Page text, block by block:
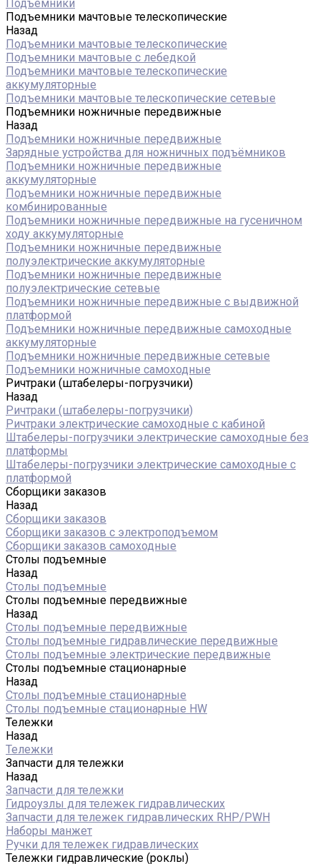
Подъемники
Подъемники мачтовые телескопические
Назад
Подъемники мачтовые телескопические
Подъемники мачтовые с лебедкой
Подъемники мачтовые телескопические
аккумуляторные
Подъемники мачтовые телескопические сетевые
Подъемники ножничные передвижные
Назад
Подъемники ножничные передвижные
Зарядные устройства для ножничных подъёмников
Подъемники ножничные передвижные
аккумуляторные
Подъемники ножничные передвижные
комбинированные
Подъемники ножничные передвижные на гусеничном
ходу аккумуляторные
Подъемники ножничные передвижные
полуэлектрические аккумуляторные
Подъемники ножничные передвижные
полуэлектрические сетевые
Подъемники ножничные передвижные с выдвижной
платформой
Подъемники ножничные передвижные самоходные
аккумуляторные
Подъемники ножничные передвижные сетевые
Подъемники ножничные самоходные
Ричтраки (штабелеры-погрузчики)
Назад
Ричтраки (штабелеры-погрузчики)
Ричтраки электрические самоходные с кабиной
Штабелеры-погрузчики электрические самоходные без
платформы
Штабелеры-погрузчики электрические самоходные с
платформой
Сборщики заказов
Назад
Сборщики заказов
Сборщики заказов с электроподъемом
Сборщики заказов самоходные
Столы подъемные
Назад
Столы подъемные
Столы подъемные передвижные
Назад
Столы подъемные передвижные
Столы подъемные гидравлические передвижные
Столы подъемные электрические передвижные
Столы подъемные стационарные
Назад
Столы подъемные стационарные
Столы подъемные стационарные HW
Тележки
Назад
Тележки
Запчасти для тележки
Назад
Запчасти для тележки
Гидроузлы для тележек гидравлических
Запчасти для тележек гидравлических RHP/PWH
Наборы манжет
Ручки для тележек гидравлических
Тележки гидравлические (роклы)